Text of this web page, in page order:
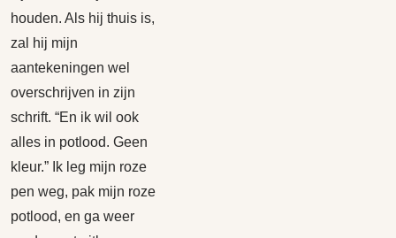
houden. Als hij thuis is,
zal hij mijn
aantekeningen wel
overschrijven in zijn
schrift. “En ik wil ook
alles in potlood. Geen
kleur.” Ik leg mijn roze
pen weg, pak mijn roze
potlood, en ga weer